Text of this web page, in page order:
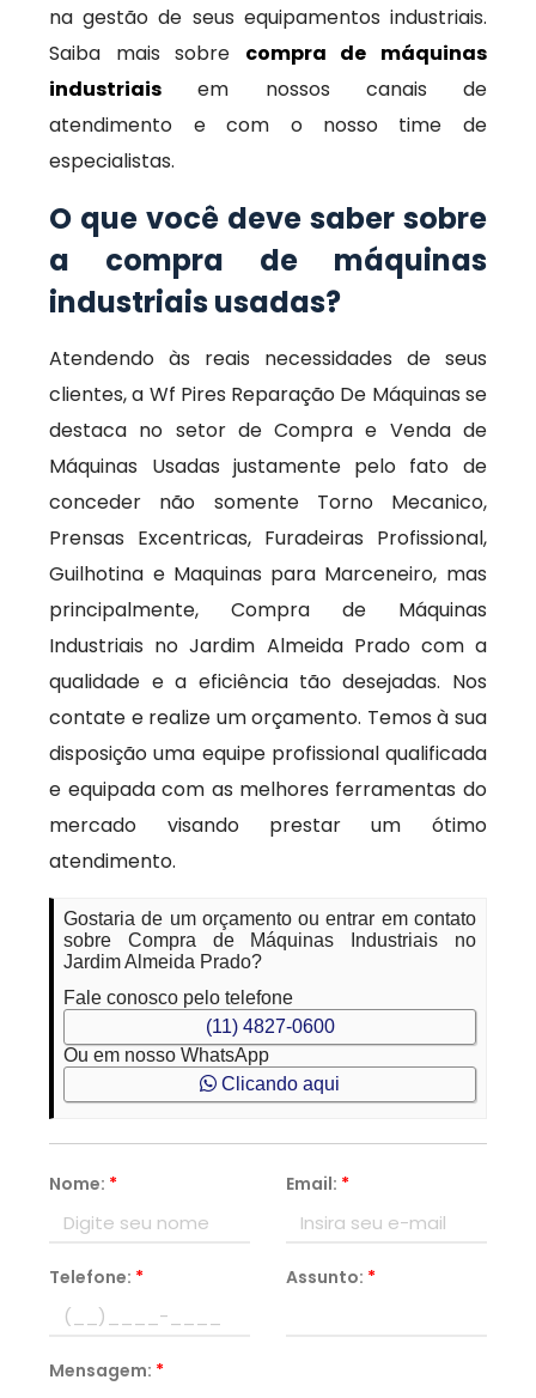
na gestão de seus equipamentos industriais.
Saiba mais sobre compra de máquinas
industriais em nossos canais de
atendimento e com o nosso time de
especialistas.
O que você deve saber sobre
a compra de máquinas
industriais usadas?
Atendendo às reais necessidades de seus
clientes, a Wf Pires Reparação De Máquinas se
destaca no setor de Compra e Venda de
Máquinas Usadas justamente pelo fato de
conceder não somente Torno Mecanico,
Prensas Excentricas, Furadeiras Profissional,
Guilhotina e Maquinas para Marceneiro, mas
principalmente, Compra de Máquinas
Industriais no Jardim Almeida Prado com a
qualidade e a eficiência tão desejadas. Nos
contate e realize um orçamento. Temos à sua
disposição uma equipe profissional qualificada
e equipada com as melhores ferramentas do
mercado visando prestar um ótimo
atendimento.
Gostaria de um orçamento ou entrar em contato
sobre Compra de Máquinas Industriais no
Jardim Almeida Prado?
Fale conosco pelo telefone
(11) 4827-0600
Ou em nosso WhatsApp
Clicando aqui
Nome: * Email: *
Telefone: * Assunto: *
Mensagem: *